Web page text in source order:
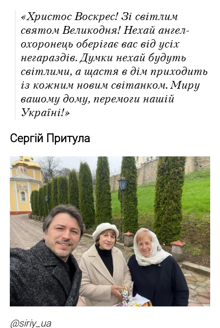
«Христос Воскрес! Зі світлим
святом Великодня! Нехай ангел-
охоронець оберігає вас від усіх
негараздів. Думки нехай будуть
світлими, а щастя в дім приходить
із кожним новим світанком. Миру
вашому дому, перемоги нашій
Україні!»
Cергій Притула
@siriy_ua